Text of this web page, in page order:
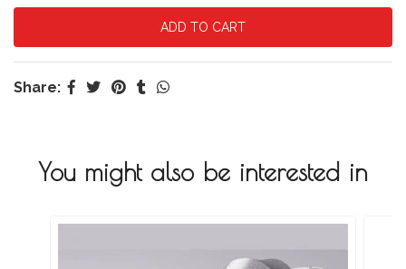
Share:
You might also be interested in